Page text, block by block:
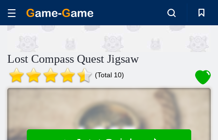
Lost Compass Quest Jigsaw
(Total 10)